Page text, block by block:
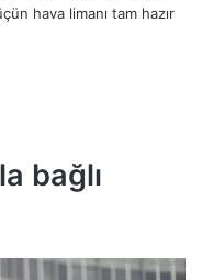
hava limanı tam hazır
bağlı